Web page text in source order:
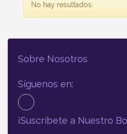
No hay resultados.
Sobre Nosotros
Síguenos en:
¡Suscríbete a Nuestro